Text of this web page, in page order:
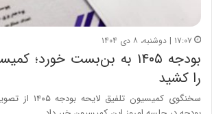
۱۷:۰۷ | دوشنبه، ۸ دی ۱۴۰۴
بودجه ۱۴۰۵ به بن‌بست خورد؛
را کشید
سخنگوی